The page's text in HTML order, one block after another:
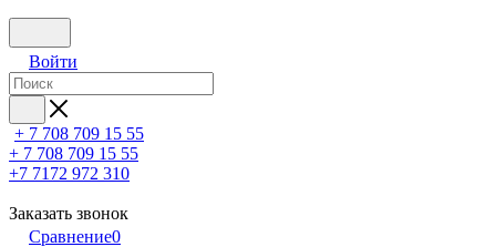
Войти
+ 7 708 709 15 55
+ 7 708 709 15 55
+7 7172 972 310
Заказать звонок
Сравнение0